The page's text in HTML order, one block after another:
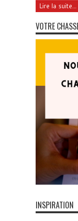
Lire la suite...
VOTRE
INSPIRATION